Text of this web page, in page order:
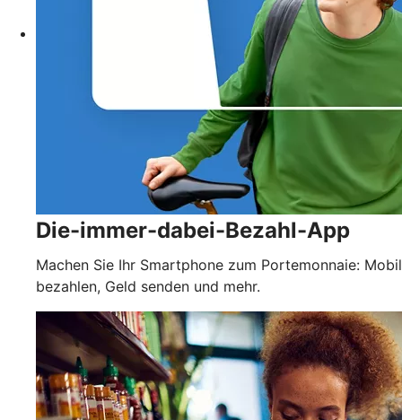
Die-immer-dabei-Bezahl-App
Machen Sie Ihr Smartphone zum Portemonnaie: Mobil
bezahlen, Geld senden und mehr.